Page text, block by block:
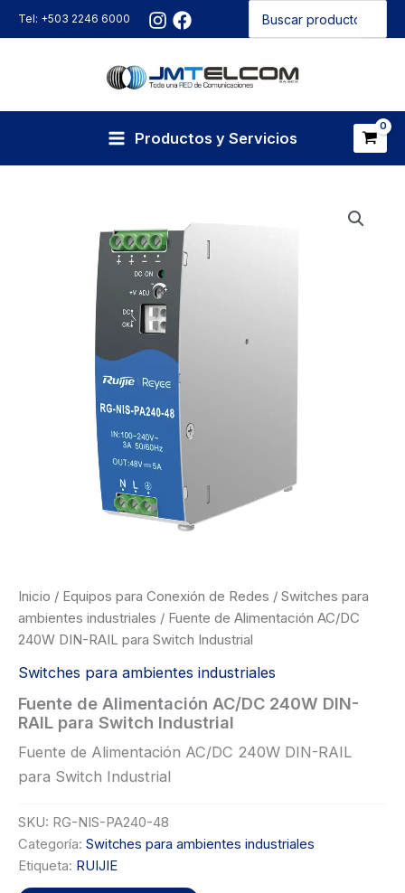
al
Tel: +503 2246 6000
por:
Productos y Servicios
Inicio / Equipos para Conexión de Redes / Switches para
ambientes industriales / Fuente de Alimentación AC/DC
240W DIN-RAIL para Switch Industrial
Switches para ambientes industriales
Fuente de Alimentación AC/DC 240W DIN-
RAIL para Switch Industrial
Fuente de Alimentación AC/DC 240W DIN-RAIL
para Switch Industrial
SKU: RG-NIS-PA240-48
Categoría: Switches para ambientes industriales
Etiqueta: RUIJIE